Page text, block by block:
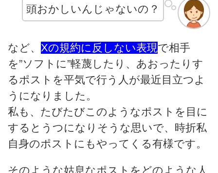
頭おかしいんじゃないの？
など、 Xの規約に反しない表現で相手
を”ソフトに”軽蔑したり、あおったりす
るポストを平気で行う人が最近目立つよ
うになりました。
私も、たびたびこのようなポストを目に
するとうつになりそうな思いで、時折私
自身のポストにもやってくる有様です。
そのような姑息なポストをどのような人